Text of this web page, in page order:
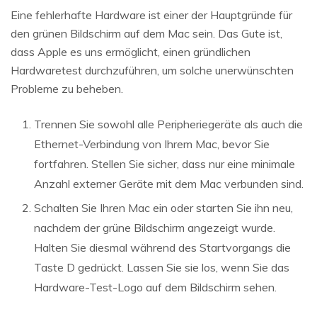
Eine fehlerhafte Hardware ist einer der Hauptgründe für
den grünen Bildschirm auf dem Mac sein. Das Gute ist,
dass Apple es uns ermöglicht, einen gründlichen
Hardwaretest durchzuführen, um solche unerwünschten
Probleme zu beheben.
Trennen Sie sowohl alle Peripheriegeräte als auch die
Ethernet-Verbindung von Ihrem Mac, bevor Sie
fortfahren. Stellen Sie sicher, dass nur eine minimale
Anzahl externer Geräte mit dem Mac verbunden sind.
Schalten Sie Ihren Mac ein oder starten Sie ihn neu,
nachdem der grüne Bildschirm angezeigt wurde.
Halten Sie diesmal während des Startvorgangs die
Taste D gedrückt. Lassen Sie sie los, wenn Sie das
Hardware-Test-Logo auf dem Bildschirm sehen.